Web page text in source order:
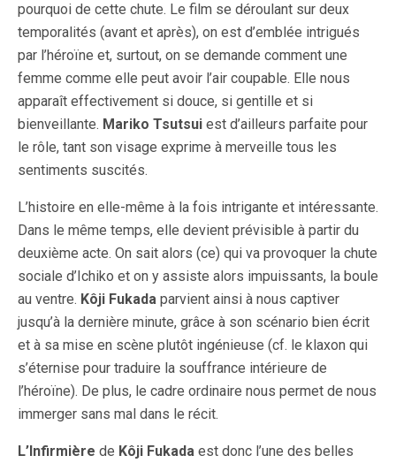
pourquoi de cette chute. Le film se déroulant sur deux
temporalités (avant et après), on est d’emblée intrigués
par l’héroïne et, surtout, on se demande comment une
femme comme elle peut avoir l’air coupable. Elle nous
apparaît effectivement si douce, si gentille et si
bienveillante. Mariko Tsutsui est d’ailleurs parfaite pour
le rôle, tant son visage exprime à merveille tous les
sentiments suscités.
L’histoire en elle-même à la fois intrigante et intéressante.
Dans le même temps, elle devient prévisible à partir du
deuxième acte. On sait alors (ce) qui va provoquer la chute
sociale d’Ichiko et on y assiste alors impuissants, la boule
au ventre. Kôji Fukada parvient ainsi à nous captiver
jusqu’à la dernière minute, grâce à son scénario bien écrit
et à sa mise en scène plutôt ingénieuse (cf. le klaxon qui
s’éternise pour traduire la souffrance intérieure de
l’héroïne). De plus, le cadre ordinaire nous permet de nous
immerger sans mal dans le récit.
L’Infirmière de Kôji Fukada est donc l’une des belles